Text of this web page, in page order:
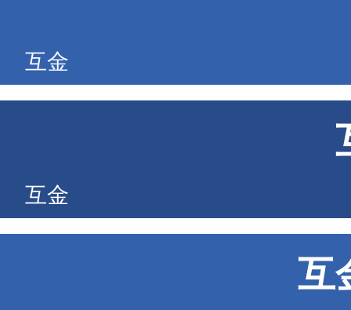
互金
互金
互